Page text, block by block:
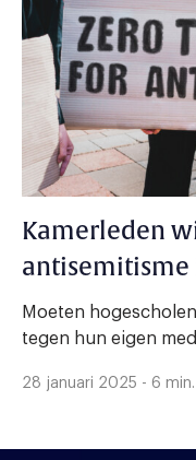
Kamerleden
Moeten
tegen hun eigen
28 januari 2025 - 6 min.